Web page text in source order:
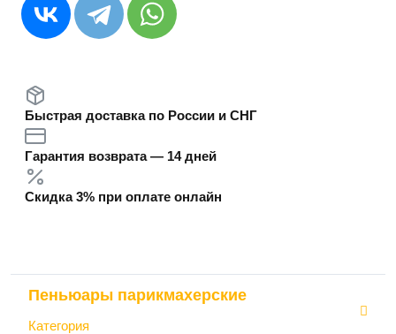
Быстрая доставка по России и СНГ
Гарантия возврата — 14 дней
Скидка 3% при оплате онлайн
Пеньюары парикмахерские
Категория